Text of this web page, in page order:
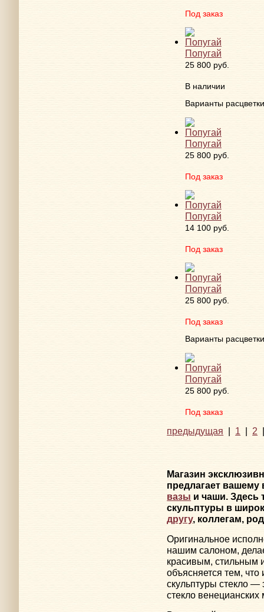
Под заказ
Попугай
25 800 руб.
В наличии
Варианты расцветки
Попугай
25 800 руб.
Под заказ
Попугай
14 100 руб.
Под заказ
Попугай
25 800 руб.
Под заказ
Варианты расцветки
Попугай
25 800 руб.
Под заказ
предыдущая | 1 | 2
Магазин
предлагает
вазы и чаши. Здесь
скульптуры в
другу, коллегам,
Оригинальное
нашим салоном,
красивым, стильным
объясняется тем,
скульптуры стекло
стекло венецианских